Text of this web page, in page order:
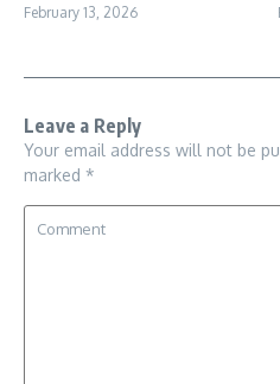
February 13, 2026
Leave a Reply
Your email address will not be
marked *